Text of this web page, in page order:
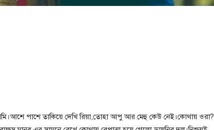
পাশে তাকিয়ে দেখি রিয়া,তোহা আপু আর মেহু কেউ নেই।কোথায় ওরা?